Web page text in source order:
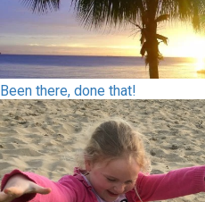
Been there, done that!